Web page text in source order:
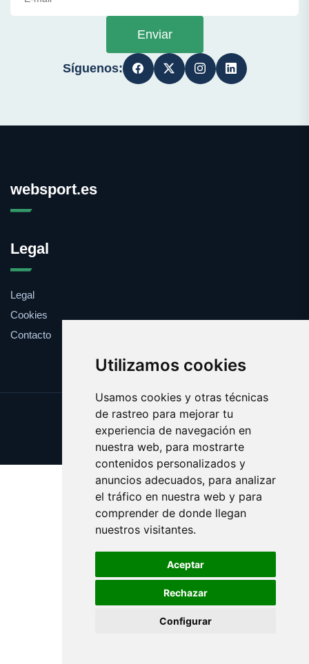
Utilizamos cookies
Usamos cookies y otras técnicas
de rastreo para mejorar tu
experiencia de navegación en
nuestra web, para mostrarte
contenidos personalizados y
anuncios adecuados, para analizar
el tráfico en nuestra web y para
comprender de donde llegan
nuestros visitantes.
Aceptar
Rechazar
Configurar
Enviar
Síguenos:
websport.es
Legal
Legal
Cookies
Contacto
Update cookies preferences
Copyright © 2025 websport.es